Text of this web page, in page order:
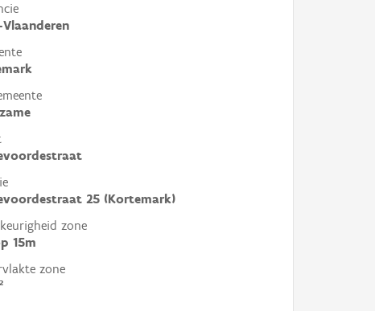
25 (Kortemark)
zone
15m
zone